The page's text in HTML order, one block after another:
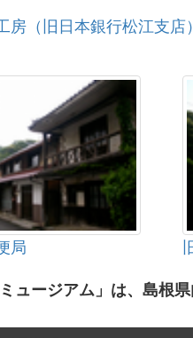
房（旧日本銀行松江支店
局
ミュージアム」は、島根